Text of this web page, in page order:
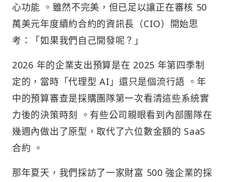
心功能 。雖然不完美，但已足以讓正在審核 50
萬美元年度續約合約的資訊長（CIO）開始思
考：「如果我們自己開發呢？」
2026 年的企業支出預算是在 2025 年第四季制
定的，當時「代理型 AI」還只是個流行語 。年
中的預算審查是採購團隊第一次看清這些系統實
力後的決策時刻 。有些公司親眼看到內部團隊在
幾週內做出了原型，取代了六位數金額的 SaaS
合約 。
那年夏天，我們採訪了一家財富 500 強企業的採